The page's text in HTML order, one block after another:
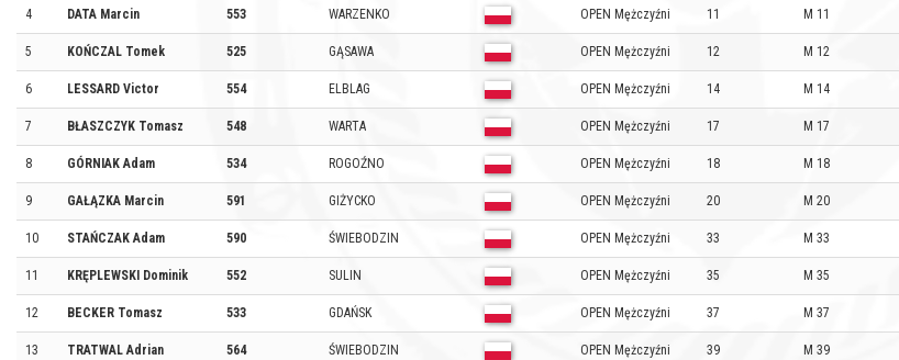
4 DATA Marcin 553 WARZENKO OPEN Mężczyźni 11 M 11
5 KOŃCZAL Tomek 525 GĄSAWA OPEN Mężczyźni 12 M 12
6 LESSARD Victor 554 ELBLAG OPEN Mężczyźni 14 M 14
7 BŁASZCZYK Tomasz 548 WARTA OPEN Mężczyźni 17 M 17
8 GÓRNIAK Adam 534 ROGOŹNO OPEN Mężczyźni 18 M 18
9 GAŁĄZKA Marcin 591 GIŻYCKO OPEN Mężczyźni 20 M 20
10 STAŃCZAK Adam 590 ŚWIEBODZIN OPEN Mężczyźni 33 M 33
11 KRĘPLEWSKI Dominik 552 SULIN OPEN Mężczyźni 35 M 35
12 BECKER Tomasz 533 GDAŃSK OPEN Mężczyźni 37 M 37
13 TRATWAL Adrian 564 ŚWIEBODZIN OPEN Mężczyźni 39 M 39